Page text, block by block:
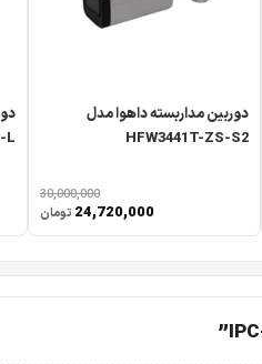
دوربین مداربسته داهوا مدل
HFW3441T-ZS-S2
30,000,000
24,720,000 تومان
L